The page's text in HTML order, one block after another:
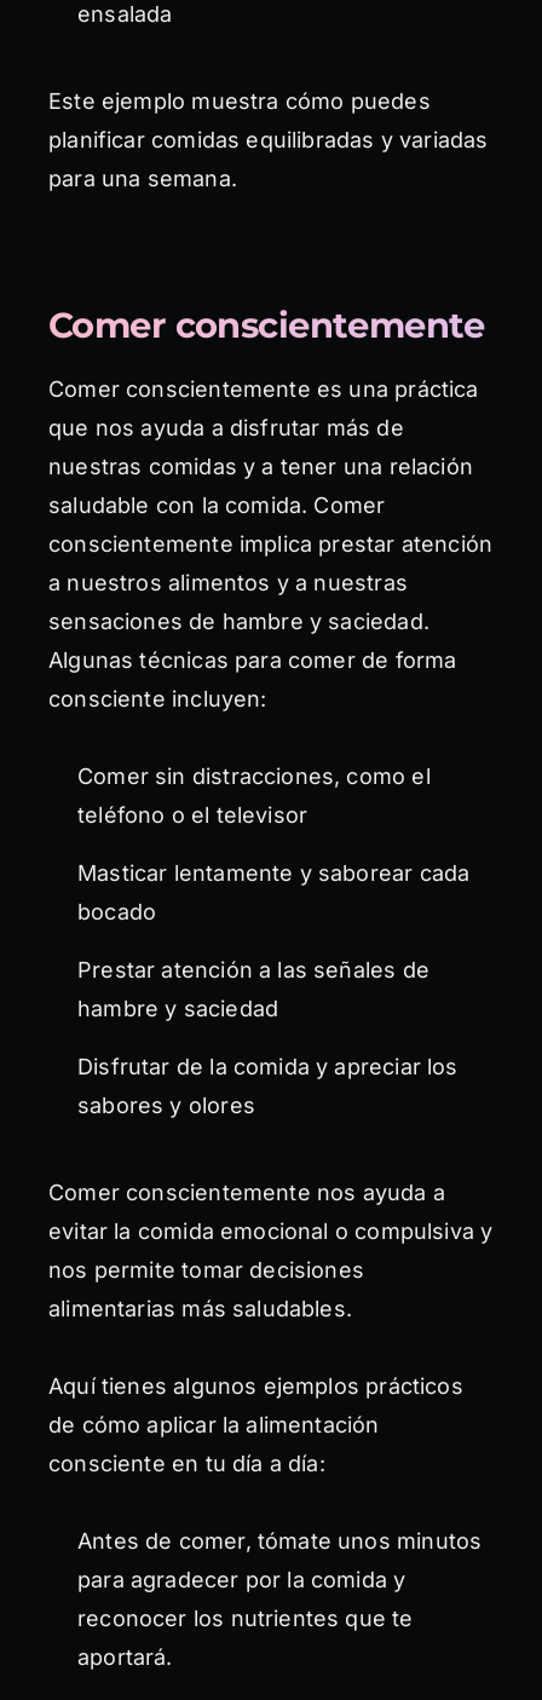
ensalada
Este ejemplo muestra cómo puedes
planificar comidas equilibradas y variadas
para una semana.
Comer conscientemente
Comer conscientemente es una práctica
que nos ayuda a disfrutar más de
nuestras comidas y a tener una relación
saludable con la comida. Comer
conscientemente implica prestar atención
a nuestros alimentos y a nuestras
sensaciones de hambre y saciedad.
Algunas técnicas para comer de forma
consciente incluyen:
Comer sin distracciones, como el
teléfono o el televisor
Masticar lentamente y saborear cada
bocado
Prestar atención a las señales de
hambre y saciedad
Disfrutar de la comida y apreciar los
sabores y olores
Comer conscientemente nos ayuda a
evitar la comida emocional o compulsiva y
nos permite tomar decisiones
alimentarias más saludables.
Aquí tienes algunos ejemplos prácticos
de cómo aplicar la alimentación
consciente en tu día a día:
Antes de comer, tómate unos minutos
para agradecer por la comida y
reconocer los nutrientes que te
aportará.